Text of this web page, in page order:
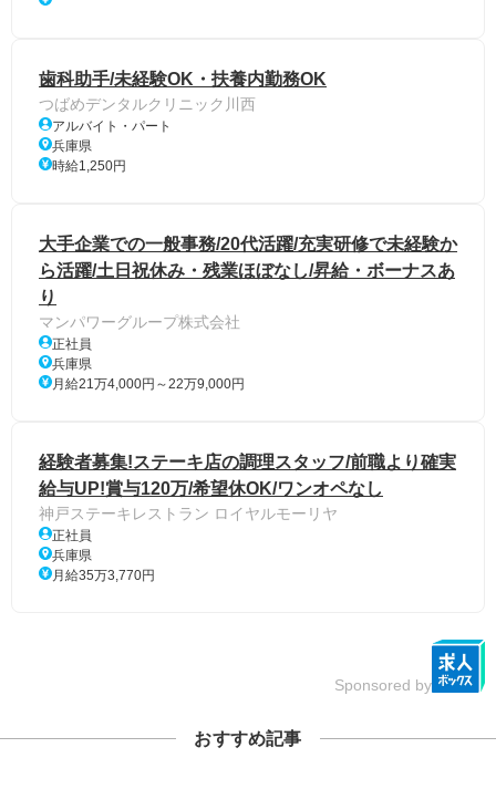
歯科助手/未経験OK・扶養内勤務OK
つばめデンタルクリニック川西
アルバイト・パート
兵庫県
時給1,250円
大手企業での一般事務/20代活躍/充実研修で未経験か
ら活躍/土日祝休み・残業ほぼなし/昇給・ボーナスあ
り
マンパワーグループ株式会社
正社員
兵庫県
月給21万4,000円～22万9,000円
経験者募集!ステーキ店の調理スタッフ/前職より確実
給与UP!賞与120万/希望休OK/ワンオペなし
神戸ステーキレストラン ロイヤルモーリヤ
正社員
兵庫県
月給35万3,770円
Sponsored by
おすすめ記事